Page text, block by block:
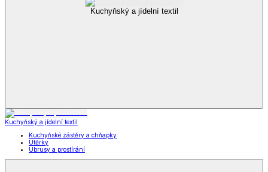
Kuchyňský a jídelní textil
Kuchyňský a jídelní textil
Kuchyňské zástěry a chňapky
Utěrky
Ubrusy a prostírání